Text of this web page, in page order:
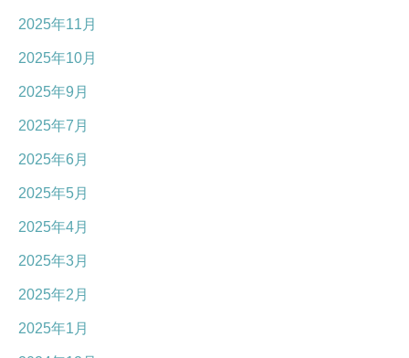
2025年11月
2025年10月
2025年9月
2025年7月
2025年6月
2025年5月
2025年4月
2025年3月
2025年2月
2025年1月